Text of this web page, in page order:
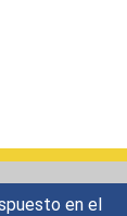
en el